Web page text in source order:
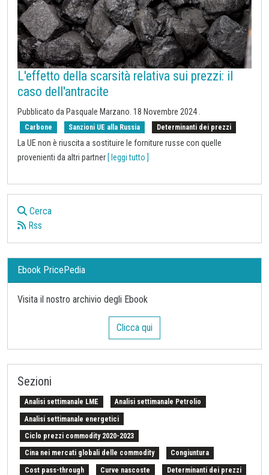
L'effetto della scarsità relativa sui prezzi: il
caso dell'antracite
Pubblicato da Pasquale Marzano 18 Novembre 2024
Carbone Sanzioni UE alla Russia Determinanti dei prezzi
La UE non è riuscita a sostituire le forniture russe con quelle
provenienti da altri partner [ leggi tutto ]
Cerca
Rss
Ebook PricePedia
Visita il nostro archivio degli Ebook
Clicca qui
Sezioni
Analisi settimanale LME Analisi settimanale Petrolio
Analisi settimanale energetici
Ciclo prezzi commodity 2020-2023
Cina nei mercati globali delle commodity Congiuntura
Cost pass-through Curve nascoste Determinanti dei prezzi